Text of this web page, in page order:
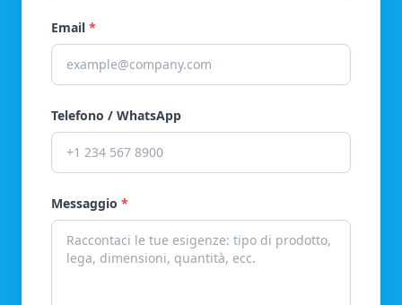
Email *
Telefono / WhatsApp
Messaggio *